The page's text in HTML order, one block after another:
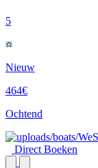
5
Nieuw
464€
Ochtend
Direct Boeken